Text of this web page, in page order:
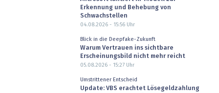
Erkennung und Behebung von
Schwachstellen
04.08.2026 - 15:56Uhr
Blick in die Deepfake-Zukunft
Warum Vertrauen ins sichtbare
Erscheinungsbild nicht mehr reicht
05.08.2026 - 15:27Uhr
Umstrittener Entscheid
Update: VBS erachtet Lösegeldzahlung